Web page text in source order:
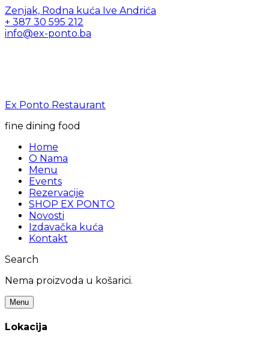
Zenjak, Rodna kuća Ive Andrića
+ 387 30 595 212
info@ex-ponto.ba
Ex Ponto Restaurant
fine dining food
Home
O Nama
Menu
Events
Rezervacije
SHOP EX PONTO
Novosti
Izdavačka kuća
Kontakt
Search
Nema proizvoda u košarici.
Menu
Lokacija